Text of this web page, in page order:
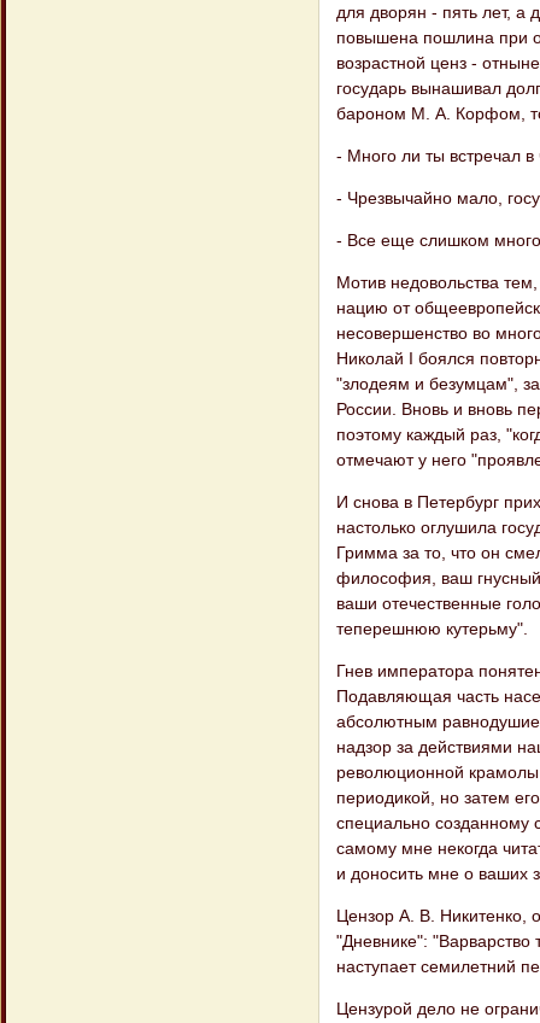
для дворян - пять лет, а
повышена пошлина при
возрастной ценз -
государь вынашивал
бароном М. А. Корфом,
- Много ли ты встречал
- Чрезвычайно мало,
- Все еще слишком
Мотив недовольства
нацию от
несовершенство во
Николай I боялся
"злодеям и безумцам",
России. Вновь и вновь
поэтому каждый раз,
отмечают у него
И снова в Петербург
настолько оглушила
Гримма за то, что он
философия, ваш
ваши отечественные
теперешнюю кутерьму".
Гнев императора
Подавляющая часть
абсолютным
надзор за действиями
революционной
периодикой, но затем
специально созданному
самому мне некогда
и доносить мне о ваших
Цензор А. В. Никитенко,
"Дневнике": "Варварство
наступает семилетний
Цензурой дело не